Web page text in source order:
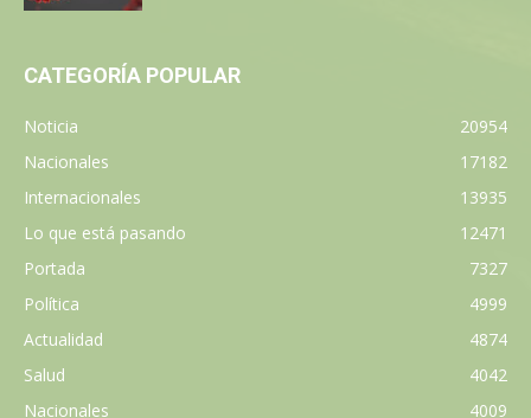
CATEGORÍA POPULAR
Noticia
20954
Nacionales
17182
Internacionales
13935
Lo que está pasando
12471
Portada
7327
Política
4999
Actualidad
4874
Salud
4042
Nacionales
4009